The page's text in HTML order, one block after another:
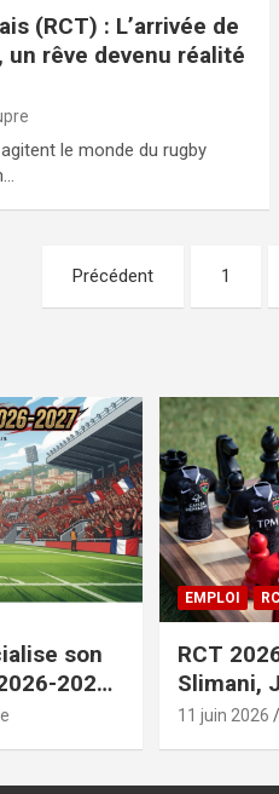
(RCT) : L’arrivée de
rêve devenu réalité
le monde du rugby
Précédent 1
son
2027+
EMPLOI
RCT
Slimani,
11 juin 2026